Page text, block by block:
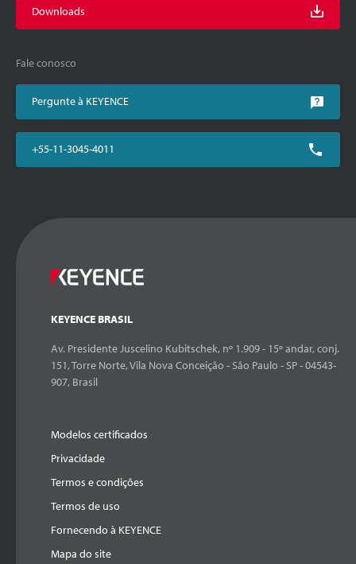
Downloads
Fale conosco
Pergunte à KEYENCE
+55-11-3045-4011
KEYENCE BRASIL
Av. Presidente Juscelino Kubitschek, nº 1.909 - 15º andar, conj.
151, Torre Norte, Vila Nova Conceição - São Paulo - SP - 04543-
907, Brasil
Modelos certificados
Privacidade
Termos e condições
Termos de uso
Fornecendo à KEYENCE
Mapa do site